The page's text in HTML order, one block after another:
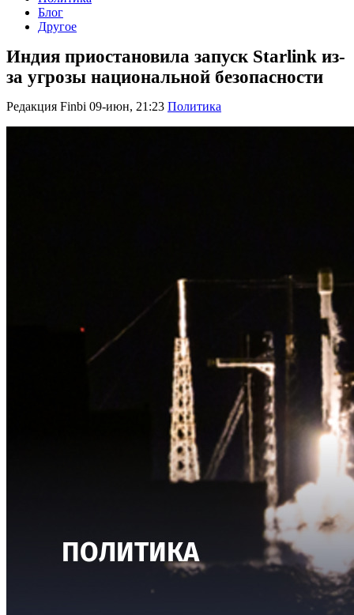
Блог
Другое
Индия приостановила запуск Starlink из-
за угрозы национальной безопасности
Редакция Finbi 09-июн, 21:23 Политика